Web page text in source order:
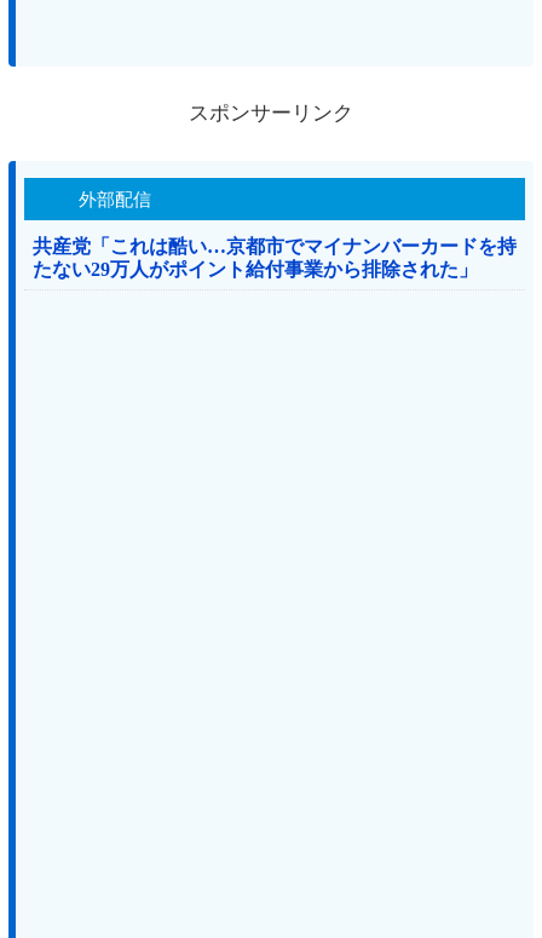
スポンサーリンク
外部配信
共産党「これは酷い…京都市でマイナンバーカードを持
たない29万人がポイント給付事業から排除された」